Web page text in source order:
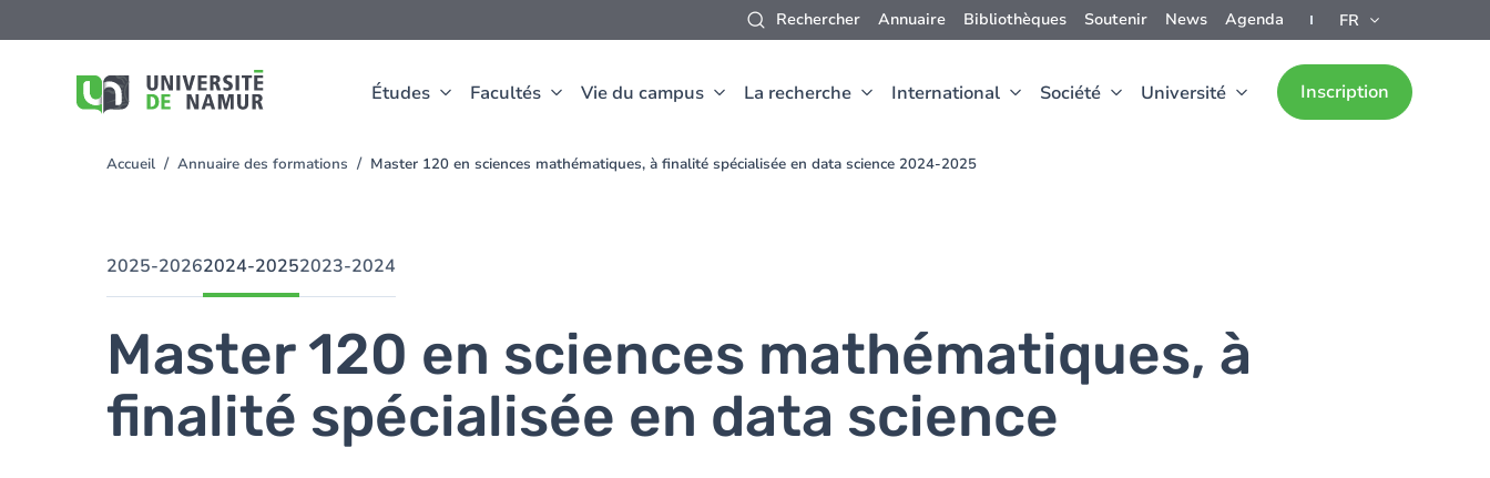
Rechercher Annuaire Bibliothèques Soutenir News Agenda FR
Études Facultés Vie du campus La recherche International Société Université Inscription
au
You
Accueil Annuaire des formations Master 120 en sciences mathématiques, à finalité spécialisée en data science 2024-2025
2025-20262024-20252023-2024
Master 120 en sciences mathématiques, à
finalité spécialisée en data science